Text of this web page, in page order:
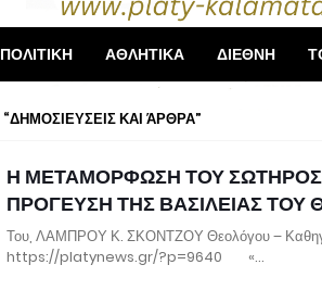
ΠΟΛΙΤΙΚΗ ΑΘΛΗΤΙΚΑ ΔΙΕΘΝΗ
ΔΗΜΟΣΙΕΥΣΕΙΣ ΚΑΙ ΆΡΘΡΑ
Η ΜΕΤΑΜΟΡΦΩΣΗ ΤΟΥ ΣΩΤΗΡΟΣ
ΠΡΟΓΕΥΣΗ ΤΗΣ ΒΑΣΙΛΕΙΑΣ ΤΟΥ
Του, ΛΑΜΠΡΟΥ Κ. ΣΚΟΝΤΖΟΥ Θεολόγου –
https://platynews.gr/?p=9640 «…